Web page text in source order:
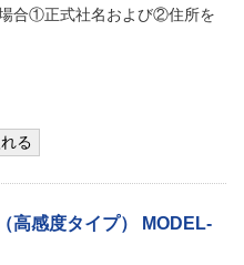
合①正式社名および②住所を
高感度タイプ） MODEL-